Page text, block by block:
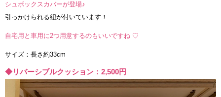
シュボックスカバーが登場♪
引っかけられる紐が付いています！
自宅用と車用に2つ用意するのもいいですね ♡
サイズ：長さ約33cm
◆リバーシブルクッション：2,500円